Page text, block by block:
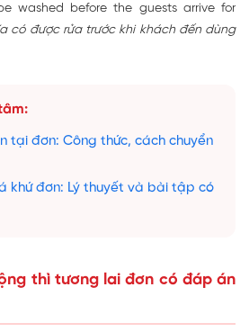
washed before the guests arrive for
có được rửa trước khi khách đến dùng
tại đơn: Công thức, cách chuyển
khứ đơn: Lý thuyết và bài tập có
thì tương lai đơn có đáp án